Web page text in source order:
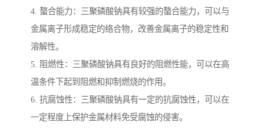
4. 螯合能力：三聚磷酸钠具有较强的螯合能力，可以与
金属离子形成稳定的络合物，改善金属离子的稳定性和
溶解性。
5. 阻燃性：三聚磷酸钠具有良好的阻燃性能，可以在高
温条件下起到阻燃和抑制燃烧的作用。
6. 抗腐蚀性：三聚磷酸钠具有一定的抗腐蚀性，可以在
一定程度上保护金属材料免受腐蚀的侵害。